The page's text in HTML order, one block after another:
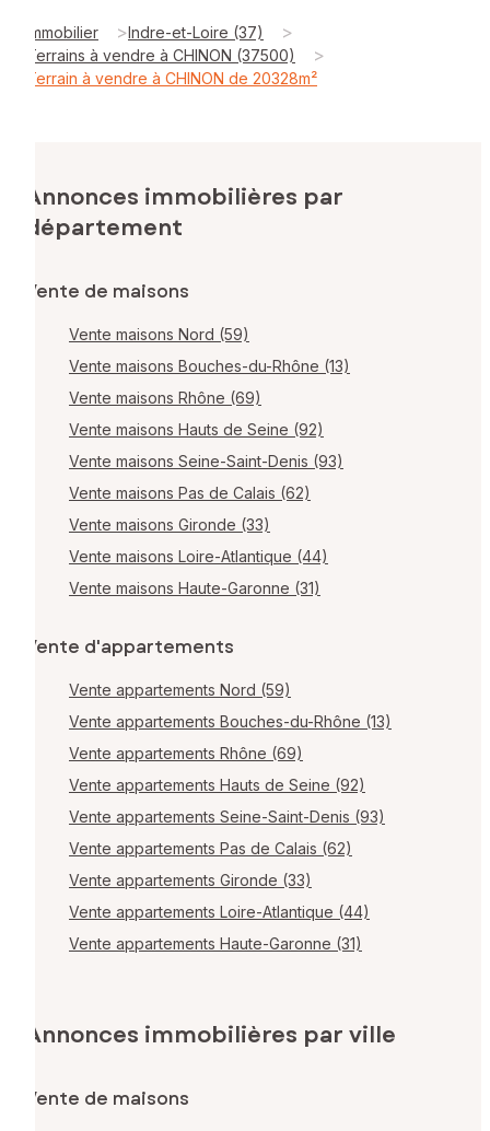
Immobilier >Indre-et-Loire (37) >
Terrains à vendre à CHINON (37500) >
Terrain à vendre à CHINON de 20328m²
Annonces immobilières par
département
Vente de maisons
Vente maisons Nord (59)
Vente maisons Bouches-du-Rhône (13)
Vente maisons Rhône (69)
Vente maisons Hauts de Seine (92)
Vente maisons Seine-Saint-Denis (93)
Vente maisons Pas de Calais (62)
Vente maisons Gironde (33)
Vente maisons Loire-Atlantique (44)
Vente maisons Haute-Garonne (31)
Vente d'appartements
Vente appartements Nord (59)
Vente appartements Bouches-du-Rhône (13)
Vente appartements Rhône (69)
Vente appartements Hauts de Seine (92)
Vente appartements Seine-Saint-Denis (93)
Vente appartements Pas de Calais (62)
Vente appartements Gironde (33)
Vente appartements Loire-Atlantique (44)
Vente appartements Haute-Garonne (31)
Annonces immobilières par ville
Vente de maisons